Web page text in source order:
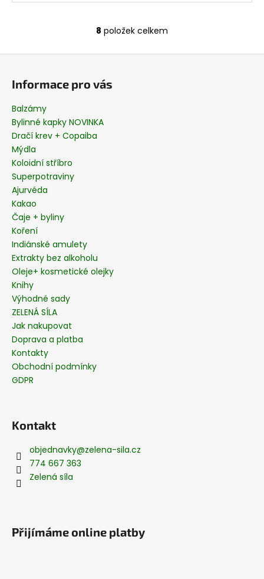
O
8 položek celkem
Informace pro vás
Balzámy
Bylinné kapky NOVINKA
Dračí krev + Copaiba
Mýdla
Koloidní stříbro
Superpotraviny
Ajurvéda
Kakao
Čaje + byliny
Koření
Indiánské amulety
Extrakty bez alkoholu
Oleje+ kosmetické olejky
Knihy
Výhodné sady
ZELENÁ SÍLA
Jak nakupovat
Doprava a platba
Kontakty
Obchodní podmínky
GDPR
Kontakt
objednavky@zelena-sila.cz
774 667 363
Zelená síla
Přijímáme online platby